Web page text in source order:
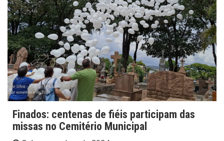
Finados: centenas de fiéis participam das
missas no Cemitério Municipal